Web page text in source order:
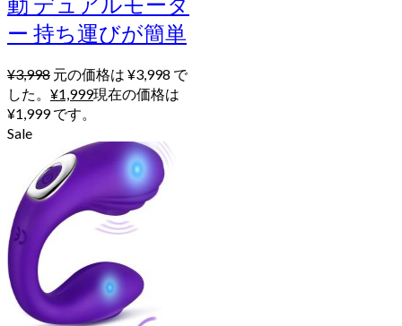
ー 持ち運びが簡単
¥3,998 元の価格は ¥3,998 で
した。 ¥1,999現在の価格は
¥1,999 です。
Sale